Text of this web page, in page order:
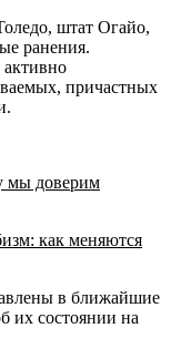
штат Огайо,
ранения.
активно
причастных
мы доверим
как меняются
в ближайшие
их состоянии на